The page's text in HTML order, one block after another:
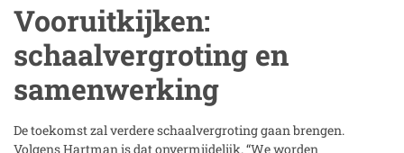
Vooruitkijken:
schaalvergroting en
samenwerking
De toekomst zal verdere schaalvergroting gaan brengen.
Volgens Hartman is dat onvermijdelijk. “We worden